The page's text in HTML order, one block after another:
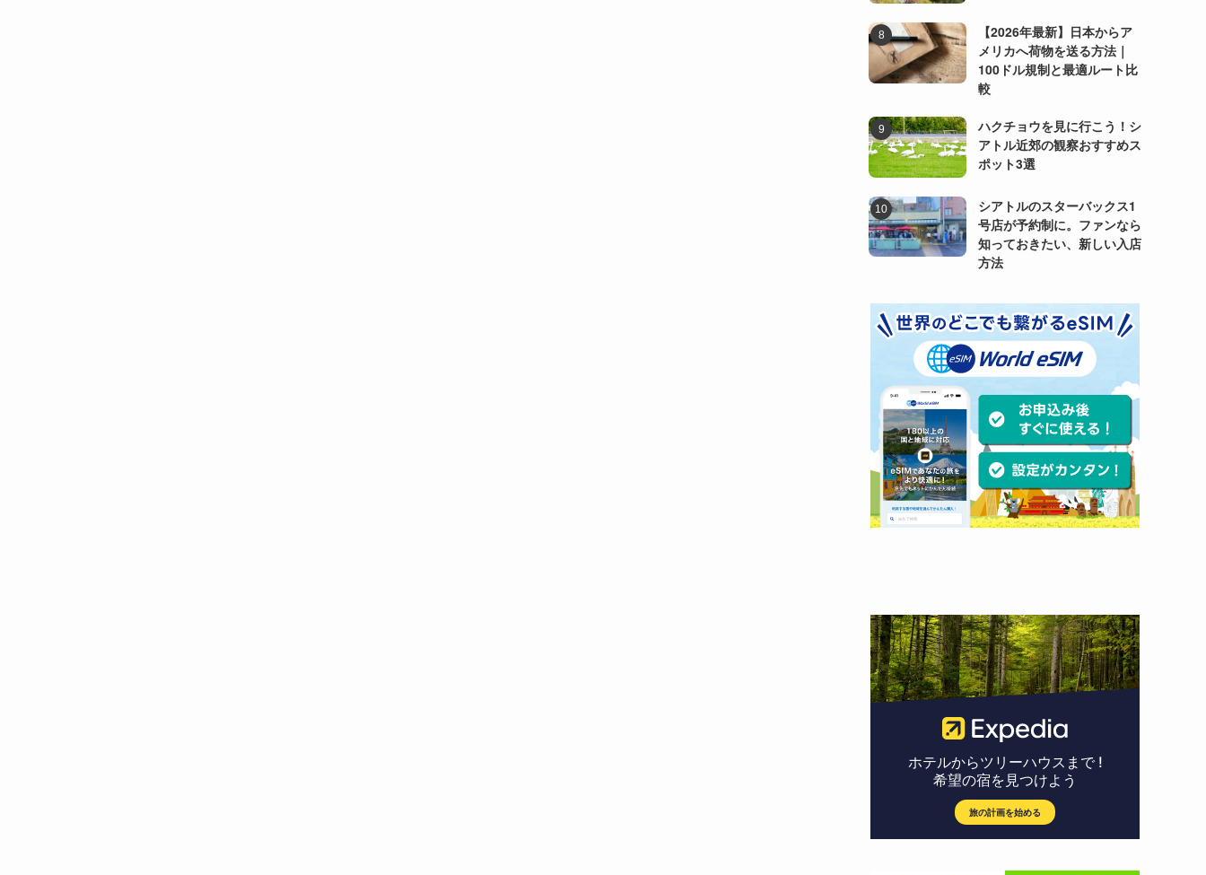
【2026年最新】日本からア
メリカへ荷物を送る方法｜
100ドル規制と最適ルート比
較
ハクチョウを見に行こう！シ
アトル近郊の観察おすすめス
ポット3選
シアトルのスターバックス1
号店が予約制に。ファンなら
知っておきたい、新しい入店
方法